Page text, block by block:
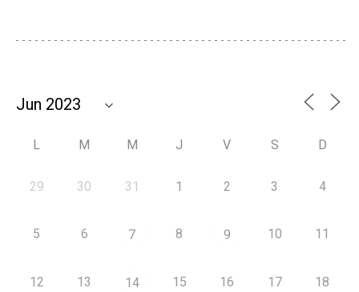
L M M J V S D
29 30 31 1 2 3 4
5 6 7 8 9 10 11
12 13 14 15 16 17 18